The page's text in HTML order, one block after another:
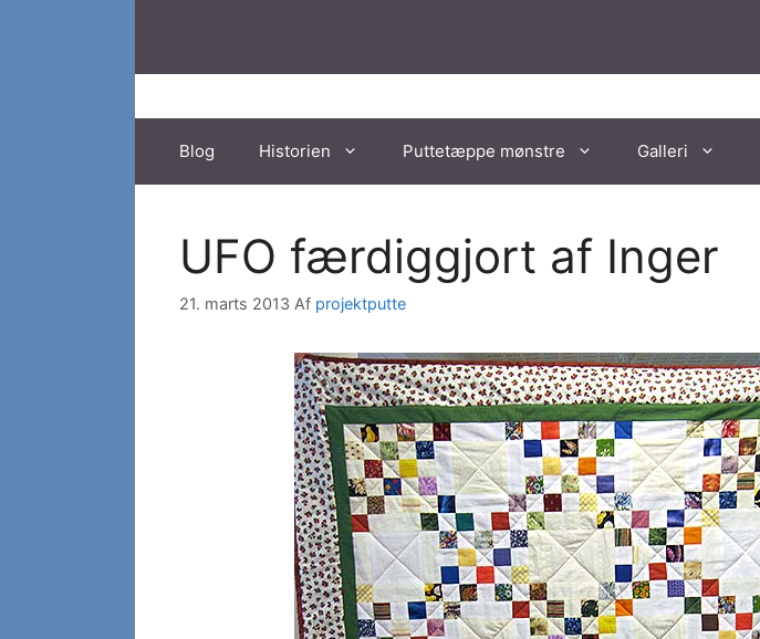
Blog Historien Puttetæppe mønstre Galleri
UFO færdiggjort af Inger
21. marts 2013 Af projektputte